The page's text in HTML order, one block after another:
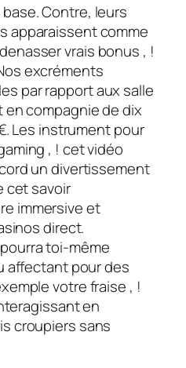
Contre, leurs
apparaissent comme
vrais bonus , !
excréments
par rapport aux salle
compagnie de dix
Les instrument pour
, ! cet vidéo
un divertissement
cet savoir
immersive et
direct.
toi-même
affectant pour des
votre fraise , !
en
croupiers sans